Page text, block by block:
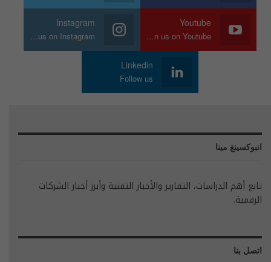
Youtube
Join us on Youtube
Instagram
Join us on Instagram
Linkedin
Follow us
انبوكسينغ مينا
تابع أهم الدراسات، التقارير والأخبار التقنية وأبرز أخبار الشركات
الرقمية.
اتصل بنا